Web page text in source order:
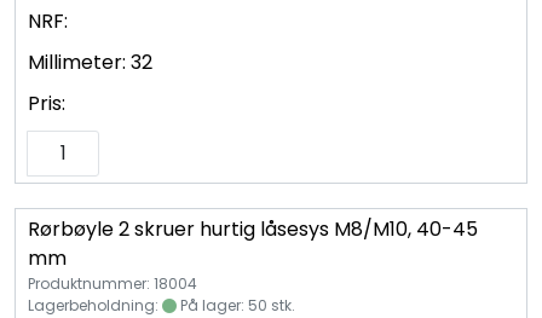
NRF:
Millimeter: 32
Pris:
Rørbøyle 2 skruer hurtig låsesys M8/M10, 40-45
mm
Produktnummer: 18004
Lagerbeholdning:
På lager: 50 stk.
Kontakt oss